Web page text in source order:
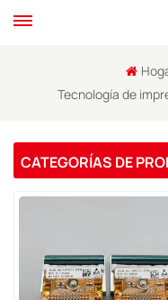
Tecnología de
CATEGORÍAS DE